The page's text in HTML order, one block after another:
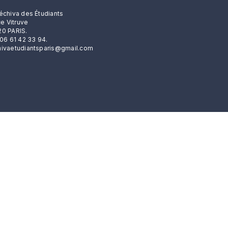
des Étudiants
Vitruve
PARIS.
61 42 33 94.